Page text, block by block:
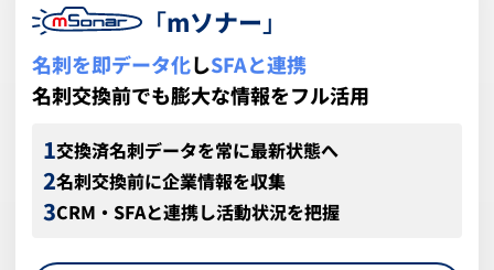
「mソナー 」
名刺を即データ化しSFAと連携
名刺交換前でも膨大な情報をフル活用
交換済名刺データを常に最新状態へ
名刺交換前に企業情報を収集
CRM・SFAと連携し活動状況を把握